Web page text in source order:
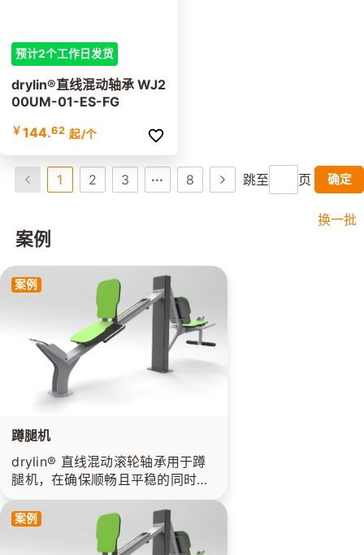
预计2个工作日发货
drylin®直线混动轴承 WJ2
00UM-01-ES-FG
￥ 144.62 起/个
1 2 3 ... 8 跳至 页 确定
案例
换一批
案例
蹲腿机
drylin® 直线混动滚轮轴承用于蹲
腿机，在确保顺畅且平稳的同时，
无需润滑免维护，甚至可用于室外
环境。
案例